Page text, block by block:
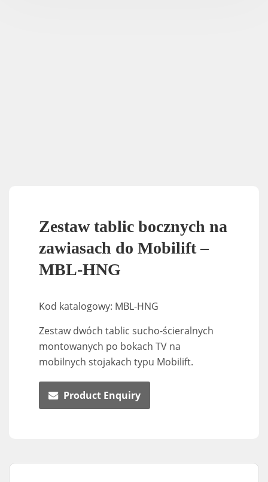
Zestaw tablic bocznych na
zawiasach do Mobilift –
MBL-HNG
Kod katalogowy: MBL-HNG
Zestaw dwóch tablic sucho-ścieralnych
montowanych po bokach TV na
mobilnych stojakach typu Mobilift.
Product Enquiry